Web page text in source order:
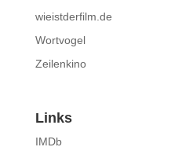
wieistderfilm.de
Wortvogel
Zeilenkino
Links
IMDb